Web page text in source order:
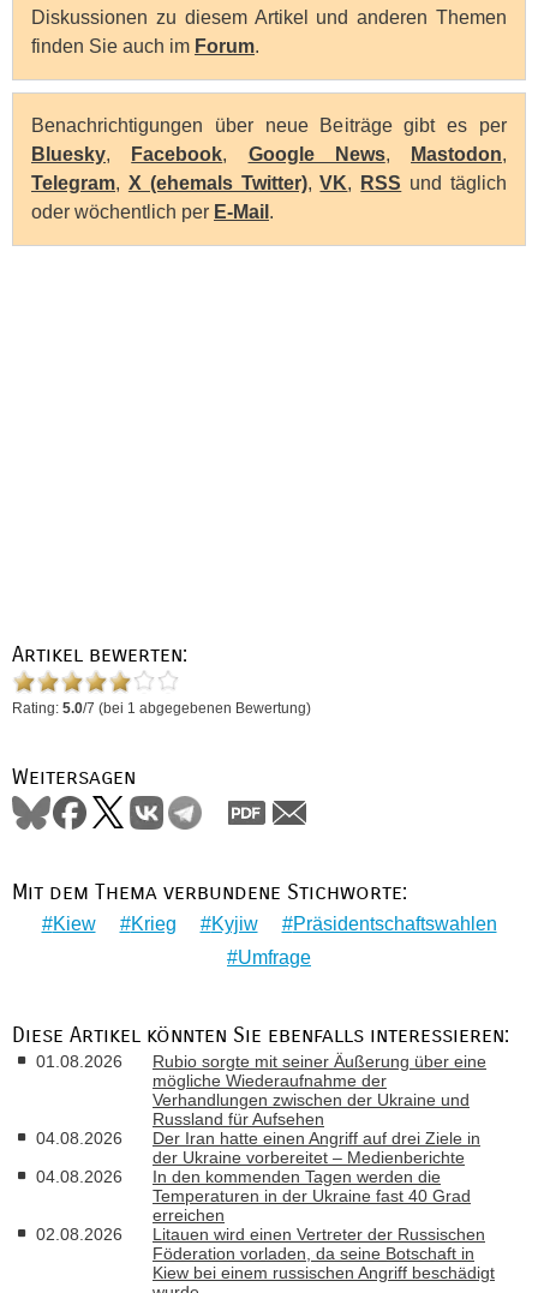
Diskussionen zu diesem Artikel und anderen Themen
finden Sie auch im Forum.
Benachrichtigungen über neue Beiträge gibt es per
Bluesky, Facebook, Google News, Mastodon,
Telegram, X (ehemals Twitter),VK, RSS und täglich
oder wöchentlich per E-Mail .
Artikel bewerten:
Rating: 5.0/7 (bei 1 abgegebenen Bewertung)
Weitersagen
Mit dem Thema verbundene Stichworte:
Kiew Krieg Kyjiw
Präsidentschaftswahlen
Umfrage
Diese Artikel könnten Sie ebenfalls interessieren:
01.08.2026
Rubio sorgte mit seiner Äußerung über eine
mögliche Wiederaufnahme der
Verhandlungen zwischen der Ukraine und
Russland für Aufsehen
04.08.2026
Der Iran hatte einen Angriff auf drei Ziele in
der Ukraine vorbereitet – Medienberichte
04.08.2026
In den kommenden Tagen werden die
Temperaturen in der Ukraine fast 40 Grad
erreichen
02.08.2026
Litauen wird einen Vertreter der Russischen
Föderation vorladen, da seine Botschaft in
Kiew bei einem russischen Angriff beschädigt